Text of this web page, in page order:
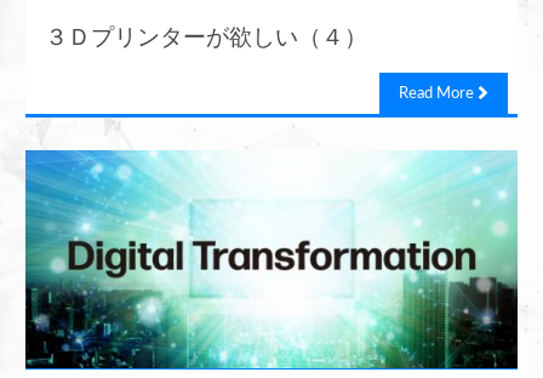
３Ｄプリンターが欲しい（４）
Read More